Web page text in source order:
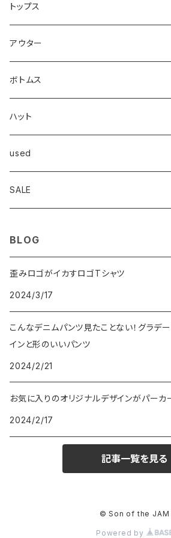
CROSSJAM
carhartt
Dickies
Frame
OVERALL
Goodwear
トップス
Tシャツ
シャツ
スウェット/パーカー
ニット/セーター
ジャケット
アウター
ボトムス
ハット
used
SALE
BLOG
歪みロゴがイカすロゴTシャツ
2024/3/17
こんなデニムパンツ見たことない！グラデ
インと形のいいパンツ
2024/2/21
お気に入りのオリジナルデザインがパーカ
2024/2/17
記事一覧を見る
© Son of the JAM
Powered by